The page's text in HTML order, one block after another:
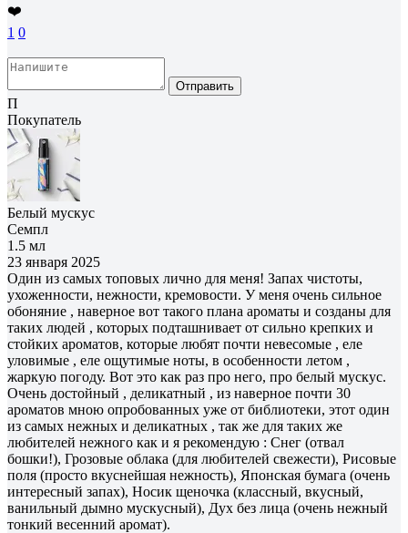
❤️
1 0
Отправить
П
Покупатель
Белый мускус
Семпл
1.5 мл
23 января 2025
Один из самых топовых лично для меня! Запах чистоты,
ухоженности, нежности, кремовости. У меня очень сильное
обоняние , наверное вот такого плана ароматы и созданы для
таких людей , которых подташнивает от сильно крепких и
стойких ароматов, которые любят почти невесомые , еле
уловимые , еле ощутимые ноты, в особенности летом ,
жаркую погоду. Вот это как раз про него, про белый мускус.
Очень достойный , деликатный , из наверное почти 30
ароматов мною опробованных уже от библиотеки, этот один
из самых нежных и деликатных , так же для таких же
любителей нежного как и я рекомендую : Снег (отвал
бошки!), Грозовые облака (для любителей свежести), Рисовые
поля (просто вкуснейшая нежность), Японская бумага (очень
интересный запах), Носик щеночка (классный, вкусный,
ванильный дымно мускусный), Дух без лица (очень нежный
тонкий весенний аромат).